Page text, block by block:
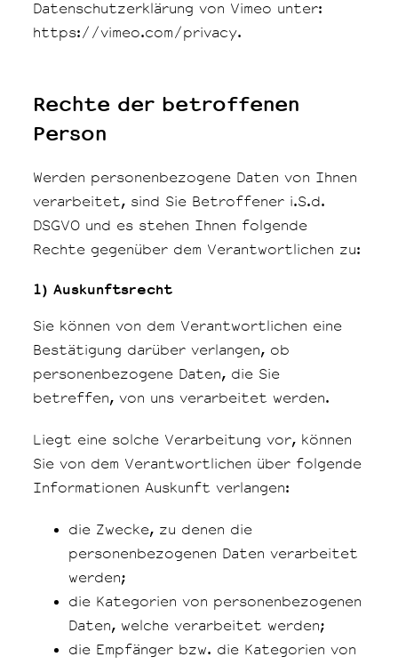
Datenschutzerklärung von Vimeo unter:
https://vimeo.com/privacy.
Rechte der betroffenen
Person
Werden personenbezogene Daten von Ihnen
verarbeitet, sind Sie Betroffener i.S.d.
DSGVO und es stehen Ihnen folgende
Rechte gegenüber dem Verantwortlichen zu:
1) Auskunftsrecht
Sie können von dem Verantwortlichen eine
Bestätigung darüber verlangen, ob
personenbezogene Daten, die Sie
betreffen, von uns verarbeitet werden.
Liegt eine solche Verarbeitung vor, können
Sie von dem Verantwortlichen über folgende
Informationen Auskunft verlangen:
die Zwecke, zu denen die
personenbezogenen Daten verarbeitet
werden;
die Kategorien von personenbezogenen
Daten, welche verarbeitet werden;
die Empfänger bzw. die Kategorien von